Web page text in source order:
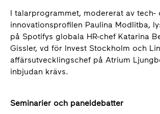
I talarprogrammet, modererat av tech-
innovationsprofilen Paulina Modlitba,
på Spotifys globala HR-chef Katarina
Gissler, vd för Invest Stockholm och
affärsutvecklingschef på Atrium
inbjudan krävs.
Seminarier och paneldebatter